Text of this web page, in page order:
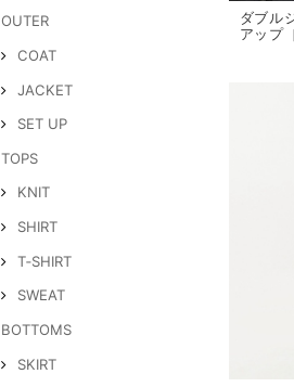
OUTER
COAT
JACKET
SET UP
TOPS
KNIT
SHIRT
T‐SHIRT
SWEAT
BOTTOMS
SKIRT
ダブル
アップ